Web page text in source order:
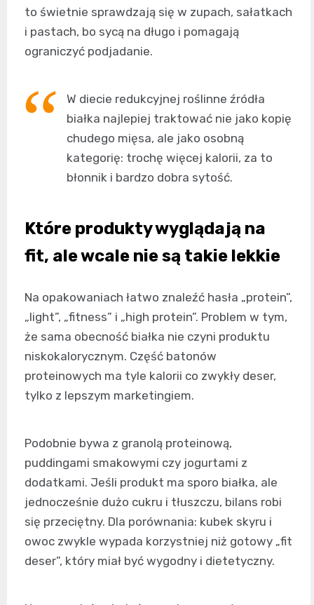
to świetnie sprawdzają się w zupach, sałatkach
i pastach, bo sycą na długo i pomagają
ograniczyć podjadanie.
W diecie redukcyjnej roślinne źródła
białka najlepiej traktować nie jako kopię
chudego mięsa, ale jako osobną
kategorię: trochę więcej kalorii, za to
błonnik i bardzo dobra sytość.
Które produkty wyglądają na
fit, ale wcale nie są takie lekkie
Na opakowaniach łatwo znaleźć hasła „protein”,
„light”, „fitness” i „high protein”. Problem w tym,
że sama obecność białka nie czyni produktu
niskokalorycznym. Część batonów
proteinowych ma tyle kalorii co zwykły deser,
tylko z lepszym marketingiem.
Podobnie bywa z granolą proteinową,
puddingami smakowymi czy jogurtami z
dodatkami. Jeśli produkt ma sporo białka, ale
jednocześnie dużo cukru i tłuszczu, bilans robi
się przeciętny. Dla porównania: kubek skyru i
owoc zwykle wypada korzystniej niż gotowy „fit
deser”, który miał być wygodny i dietetyczny.